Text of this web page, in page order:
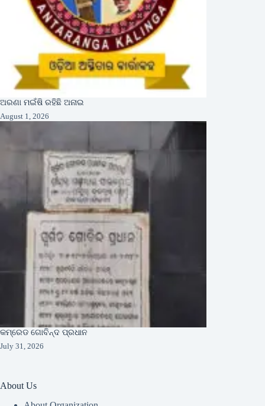
ଅରଣା ମଇଁଷି ରହିଛି ଅନାଇ
August 1, 2026
କମ୍ରେଡ ଗୋବିନ୍ଦ ପ୍ରଧାନ
July 31, 2026
About Us